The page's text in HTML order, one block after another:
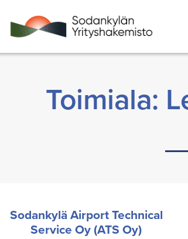
Toimiala:
Sodankylä Airport Technical
Service Oy (ATS Oy)